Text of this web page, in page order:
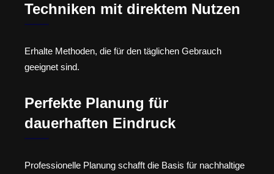
Techniken mit direktem Nutzen
Erhalte Methoden, die für den täglichen Gebrauch
geeignet sind.
Perfekte Planung für
dauerhaften Eindruck
Professionelle Planung schafft die Basis für nachhaltige